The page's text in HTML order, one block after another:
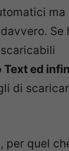
ma
Se
Text ed
di
per quel